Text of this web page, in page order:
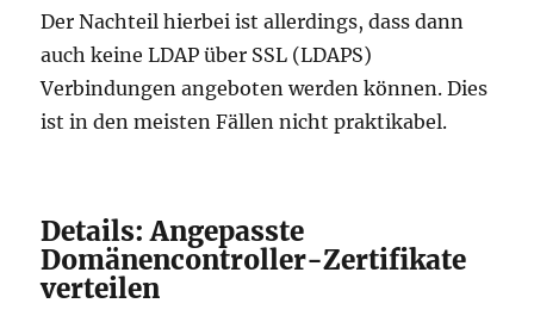
Der Nachteil hierbei ist allerdings, dass dann
auch keine LDAP über SSL (LDAPS)
Verbindungen angeboten werden können. Dies
ist in den meisten Fällen nicht praktikabel.
Details: Angepasste
Domänencontroller-Zertifikate
verteilen